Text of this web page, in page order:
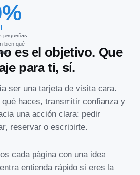
pequeñas
bien qué
es el objetivo. Que
para ti, sí.
ser una tarjeta de visita cara.
qué haces, transmitir confianza y
una acción clara: pedir
reservar o escribirte.
cada página con una idea
entienda rápido si eres la